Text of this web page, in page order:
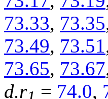
73.33, 73.35
73.49, 73.51
73.65, 73.67
d.r
= 74.0,